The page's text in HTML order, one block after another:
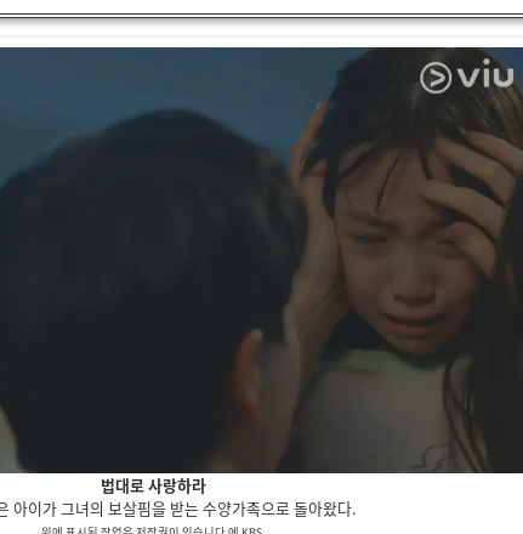
법대로 사랑하라
아이가 그녀의 보살핌을 받는 수양가족으로 돌아왔다.